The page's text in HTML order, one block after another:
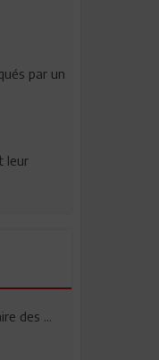
par un
leur
des ...